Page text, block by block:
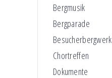
Bergmusik
Bergparade
Besucherbergwerk
Chortreffen
Dokumente